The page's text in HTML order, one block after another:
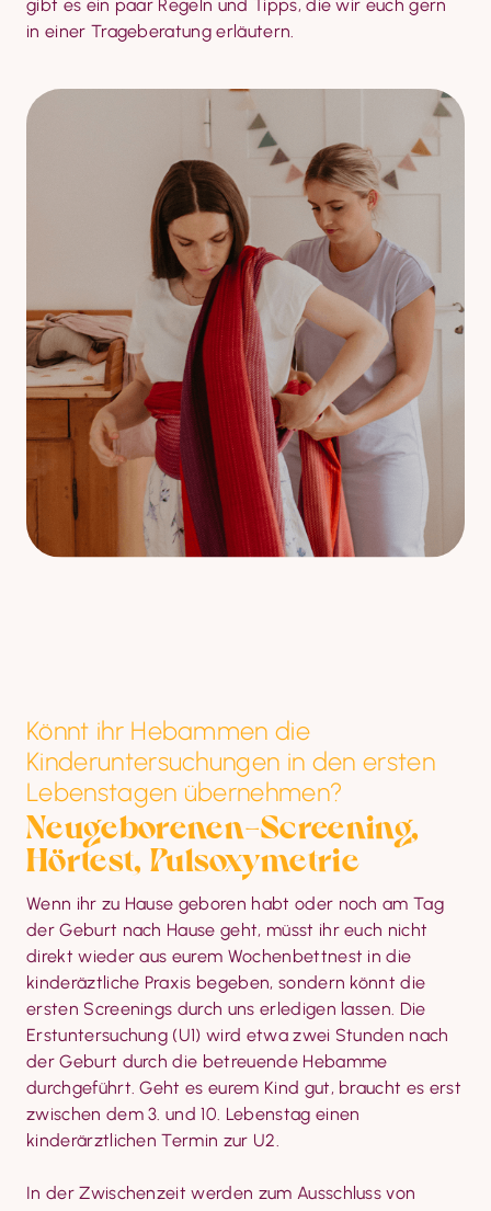
gibt es ein paar Regeln und Tipps, die wir euch gern
in einer Trageberatung erläutern.
Könnt ihr Hebammen die
Kinderuntersuchungen in den ersten
Lebenstagen übernehmen?
Neugeborenen-Screening,
Hörtest, Pulsoxymetrie
Wenn ihr zu Hause geboren habt oder noch am Tag
der Geburt nach Hause geht, müsst ihr euch nicht
direkt wieder aus eurem Wochenbettnest in die
kinderäztliche Praxis begeben, sondern könnt die
ersten Screenings durch uns erledigen lassen. Die
Erstuntersuchung (U1) wird etwa zwei Stunden nach
der Geburt durch die betreuende Hebamme
durchgeführt. Geht es eurem Kind gut, braucht es erst
zwischen dem 3. und 10. Lebenstag einen
kinderärztlichen Termin zur U2.
In der Zwischenzeit werden zum Ausschluss von